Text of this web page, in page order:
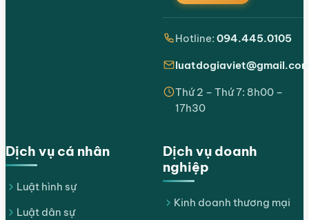
Dịch vụ cá nhân
Luật hình sự
Luật dân sự
Dịch vụ doanh
nghiệp
Kinh doanh thương mại
Hotline: 094.445.0105
Thứ 2 – Thứ 7: 8h00 –
17h30